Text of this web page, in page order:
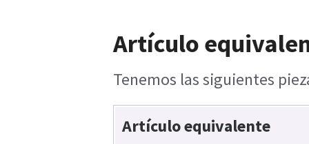
Artículo
Tenemos las siguientes
Artículo equivalente